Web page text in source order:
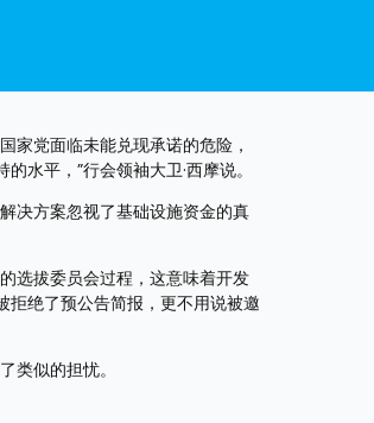
家党面临未能兑现承诺的危险，
水平，”行会领袖大卫·西摩说。
决方案忽视了基础设施资金的真
选拔委员会过程，这意味着开发
拒绝了预公告简报，更不用说被邀
类似的担忧。